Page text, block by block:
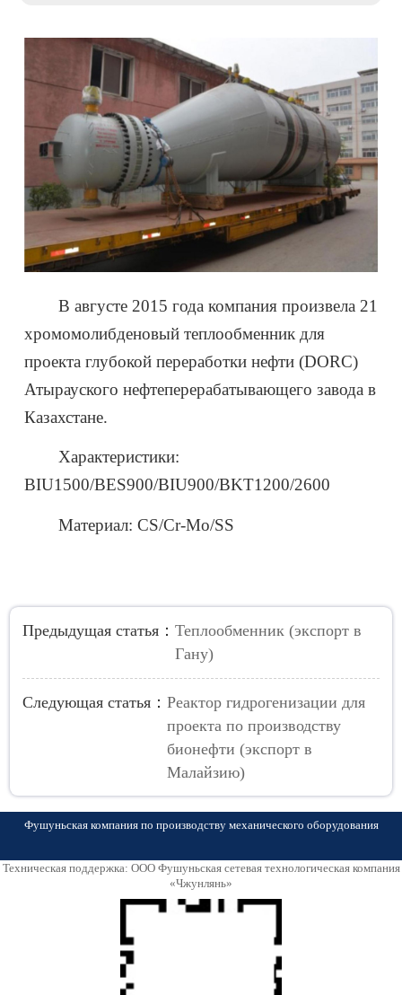
В августе 2015 года компания произвела 21
хромомолибденовый теплообменник для
проекта глубокой переработки нефти (DORC)
Атырауского нефтеперерабатывающего завода в
Казахстане.
Характеристики:
BIU1500/BES900/BIU900/BKT1200/2600
Материал: CS/Cr-Mo/SS
Предыдущая статья： Теплообменник (экспорт в
Гану)
Следующая статья： Реактор гидрогенизации для
проекта по производству
бионефти (экспорт в
Малайзию)
Фушуньская компания по производству механического оборудования
Техническая поддержка: ООО Фушуньская сетевая технологическая компания
«Чжунлянь»